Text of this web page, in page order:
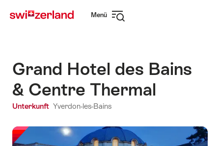
Menü
Grand Hotel des Bains
& Centre Thermal
Unterkunft Yverdon-les-Bains